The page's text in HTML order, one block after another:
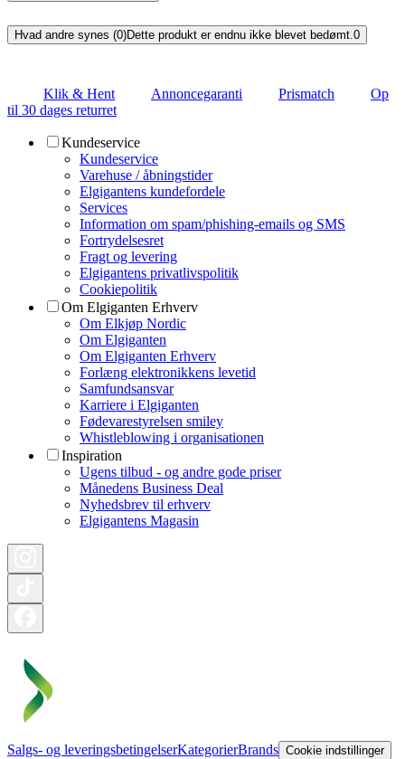
Hvad andre synes (0)Dette produkt er endnu ikke blevet bedømt. 0
Klik & Hent Annoncegaranti Prismatch
Op
til 30 dages returret
Kundeservice
Kundeservice
Varehuse / åbningstider
Elgigantens kundefordele
Services
Information om spam/phishing-emails og SMS
Fortrydelsesret
Fragt og levering
Elgigantens privatlivspolitik
Cookiepolitik
Om Elgiganten Erhverv
Om Elkjøp Nordic
Om Elgiganten
Om Elgiganten Erhverv
Forlæng elektronikkens levetid
Samfundsansvar
Karriere i Elgiganten
Fødevarestyrelsen smiley
Whistleblowing i organisationen
Inspiration
Ugens tilbud - og andre gode priser
Månedens Business Deal
Nyhedsbrev til erhverv
Elgigantens Magasin
Salgs- og leveringsbetingelserKategorierBrands Cookie indstillinger